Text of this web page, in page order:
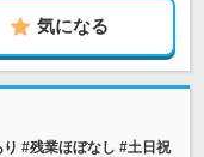
気になる
#残業ほぼなし #土日祝